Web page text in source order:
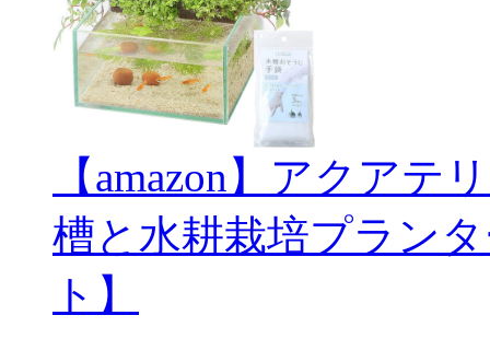
【amazon】アクアテ
槽と水耕栽培プラン
ト】